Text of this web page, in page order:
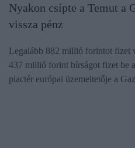
Nyakon csípte a Temut a
vissza pénz
Legalább 882 millió forintot fizet
437 millió forint bírságot fizet be
piactér európai üzemeltetője a